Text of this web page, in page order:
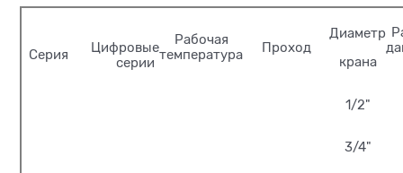
Серия
Цифровые
серии
Рабочая
температура
Проход
Диаметр
крана
1/2"
3/4"